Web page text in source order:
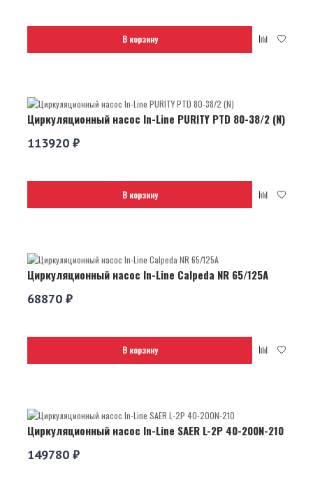
В корзину
Циркуляционный насос In-Line PURITY PTD 80-38/2 (N)
113920 ₽
В корзину
Циркуляционный насос In-Line Calpeda NR 65/125A
68870 ₽
В корзину
Циркуляционный насос In-Line SAER L-2P 40-200N-210
149780 ₽